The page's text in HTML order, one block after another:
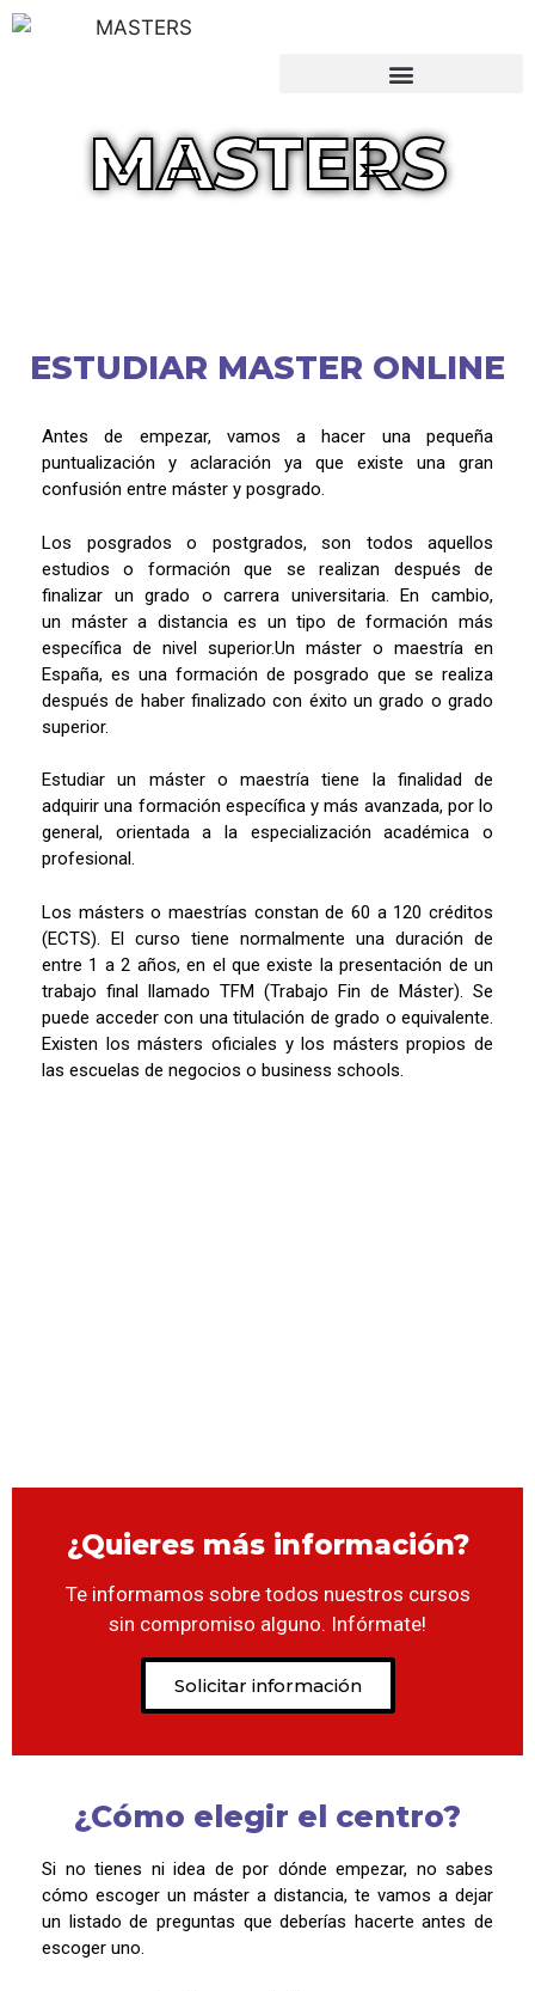
MASTERS
ESTUDIAR MASTER ONLINE
Antes de empezar, vamos a hacer una pequeña
puntualización y aclaración ya que existe una gran
confusión entre máster y posgrado.
Los posgrados o postgrados, son todos aquellos
estudios o formación que se realizan después de
finalizar un grado o carrera universitaria. En cambio,
un máster a distancia es un tipo de formación más
específica de nivel superior.Un máster o maestría en
España, es una formación de posgrado que se realiza
después de haber finalizado con éxito un grado o grado
superior.
Estudiar un máster o maestría tiene la finalidad de
adquirir una formación específica y más avanzada, por lo
general, orientada a la especialización académica o
profesional.
Los másters o maestrías constan de 60 a 120 créditos
(ECTS). El curso tiene normalmente una duración de
entre 1 a 2 años, en el que existe la presentación de un
trabajo final llamado TFM (Trabajo Fin de Máster). Se
puede acceder con una titulación de grado o equivalente.
Existen los másters oficiales y los másters propios de
las escuelas de negocios o business schools.
¿Quieres más información?
Te informamos sobre todos nuestros cursos
sin compromiso alguno. Infórmate!​
Solicitar información
¿Cómo elegir el centro?
Si no tienes ni idea de por dónde empezar, no sabes
cómo escoger un máster a distancia, te vamos a dejar
un listado de preguntas que deberías hacerte antes de
escoger uno.